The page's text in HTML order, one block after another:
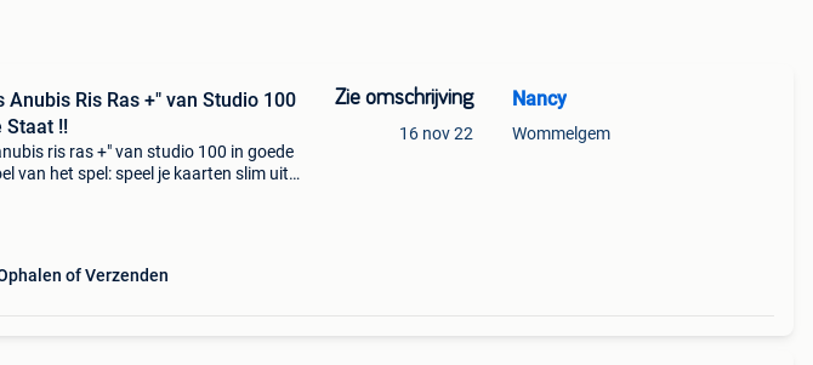
Anubis Ris Ras +" van Studio 100
Staat !!
ris ras +" van studio 100 in goede
van het spel: speel je kaarten slim uit
of Verzenden
Zie omschrijving
16 nov 22
Nancy
Wommelgem